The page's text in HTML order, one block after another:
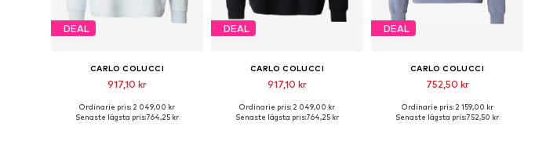
DEAL
CARLO COLUCCI
917,10 kr
Tillgängliga storlekar: S, M, L, XL
Ordinarie pris: 2 049,00 kr
Senaste lägsta pris:764,25 kr
DEAL
CARLO COLUCCI
917,10 kr
Ordinarie pris: 2 049,00 kr
Senaste lägsta pris:764,25 kr
DEAL
CARLO COLUCCI
752,50 kr
Tillgängliga storlekar: L, XL
Ordinarie pris: 2 159,00 kr
Senaste lägsta pris:752,50 kr